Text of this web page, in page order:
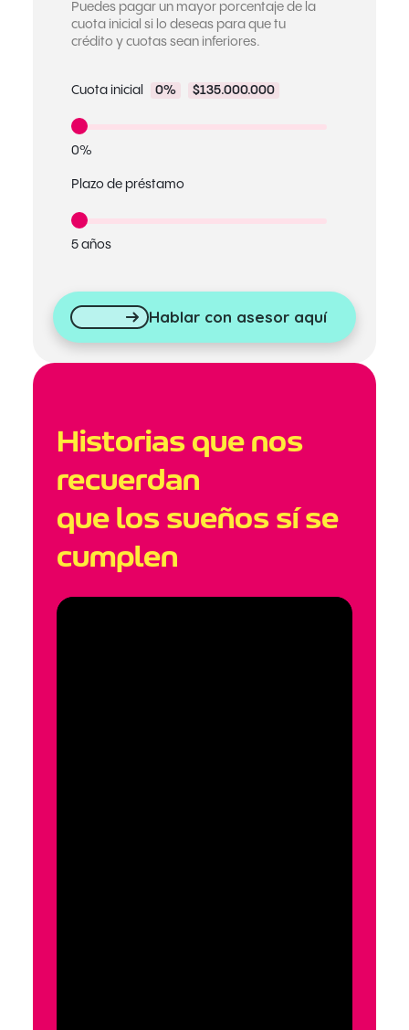
Puedes pagar un mayor porcentaje de la
cuota inicial si lo deseas para que tu
crédito y cuotas sean inferiores.
Cuota inicial 0% $135.000.000
0%
Plazo de préstamo
5 años
Hablar con asesor aquí
Historias que nos
recuerdan
que los sueños sí se
cumplen